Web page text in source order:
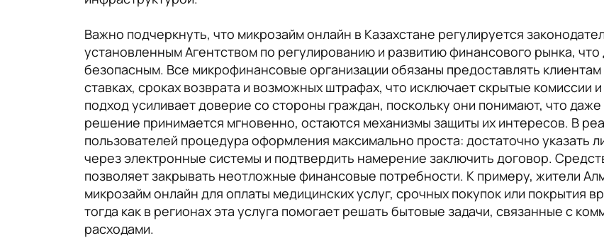
Важно подчеркнуть, что микрозайм онлайн в Казахстане регулируется
установленным Агентством по регулированию и развитию финансового рынка,
безопасным. Все микрофинансовые организации обязаны предоставлять
ставках, сроках возврата и возможных штрафах, что исключает скрытые комиссии
подход усиливает доверие со стороны граждан, поскольку они понимают, что
решение принимается мгновенно, остаются механизмы защиты их интересов. В
пользователей процедура оформления максимально проста: достаточно указать
через электронные системы и подтвердить намерение заключить договор.
позволяет закрывать неотложные финансовые потребности. К примеру, жители
микрозайм онлайн для оплаты медицинских услуг, срочных покупок или покрытия
тогда как в регионах эта услуга помогает решать бытовые задачи, связанные с
расходами.